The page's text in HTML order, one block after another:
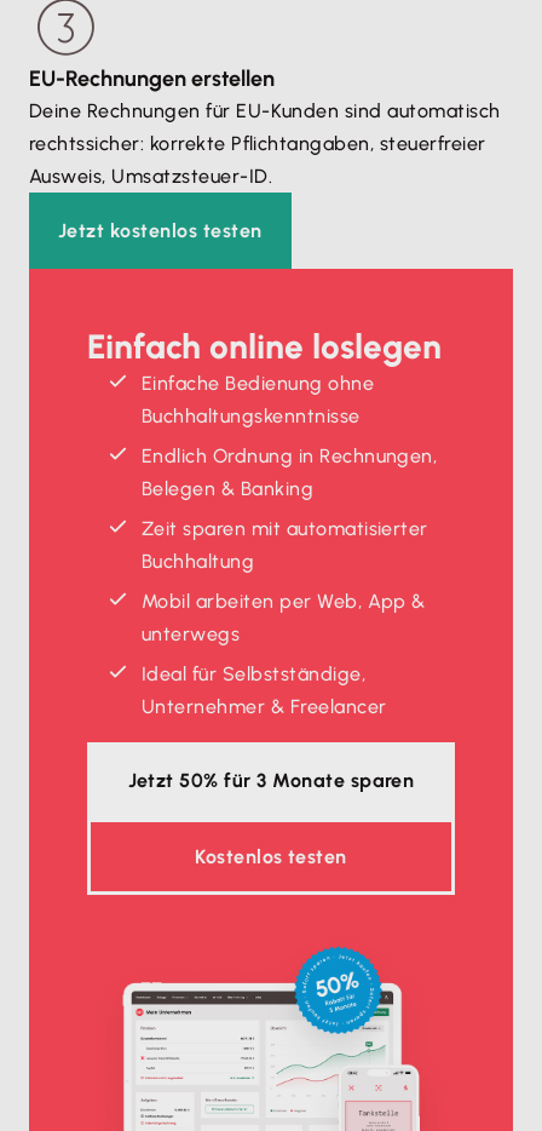
innergemeinschaftliche Lieferungen korrekt
behandelt wurde. Mit Lexware Office bist du
sicheren Seite
, weil die Software alle
Sonderregelungen korrekt berücksichtigt.
EU-Rechnungen erstellen
Deine Rechnungen für EU-Kunden sind automatisch
rechtssicher: korrekte Pflichtangaben, steuerfreier
Ausweis, Umsatzsteuer-ID.
Jetzt kostenlos testen
Einfach online loslegen
Einfache Bedienung ohne
Buchhaltungskenntnisse
Endlich Ordnung in Rechnungen,
Belegen & Banking
Zeit sparen mit automatisierter
Buchhaltung
Mobil arbeiten per Web, App &
unterwegs
Ideal für Selbstständige,
Unternehmer & Freelancer
Jetzt 50% für 3 Monate sparen
Kostenlos testen